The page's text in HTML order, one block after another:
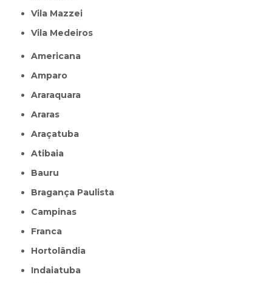
Vila Mazzei
Vila Medeiros
Americana
Amparo
Araraquara
Araras
Araçatuba
Atibaia
Bauru
Bragança Paulista
Campinas
Franca
Hortolândia
Indaiatuba